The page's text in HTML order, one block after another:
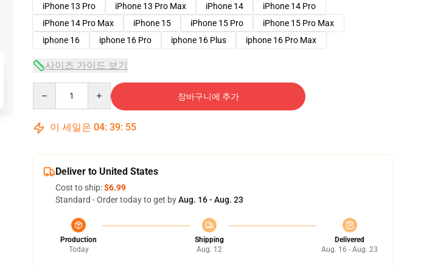
iPhone 13 Pro
iPhone 13 Pro Max iPhone 14
iPhone 14 Pro
iPhone 14 Pro Max
iPhone 15 iPhone 15 Pro
iPhone 15 Pro Max
iphone 16
iphone 16 Pro iphone 16 Plus iphone 16 Pro Max
사이즈 가이드 보기
장바구니에 추가
이 세일은 04: 39: 54
Deliver to United States
Cost to ship:$6.99
Standard - Order today to get byAug. 16 - Aug. 23
Production
Today
Shipping
Aug. 12
Delivered
Aug. 16 - Aug. 23